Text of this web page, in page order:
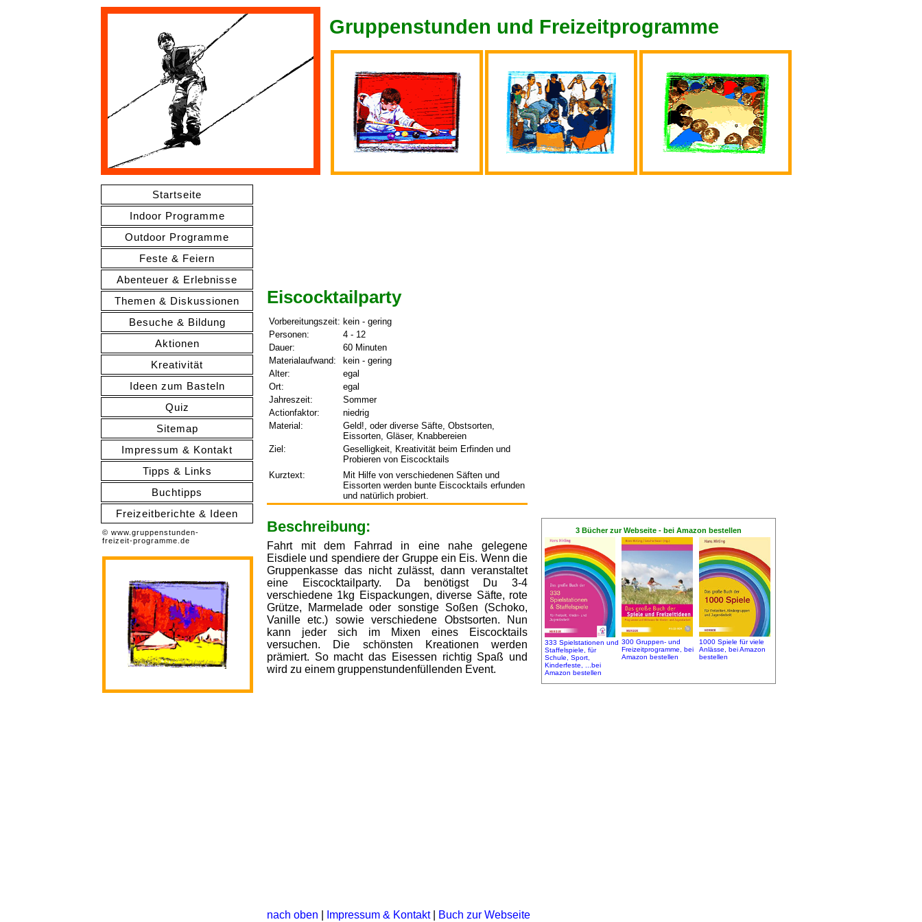
Eiscocktailparty
3 Bücher zur Webseite - bei Amazon bestellen
1000 Spiele für viele
Anlässe, bei Amazon
bestellen
300 Gruppen- und
Freizeitprogramme, bei
Amazon bestellen
333 Spielstationen und
Staffelspiele, für
Schule, Sport,
Kinderfeste, ...bei
Amazon bestellen
Vorbereitungszeit: kein - gering
Personen:
4 - 12
Dauer:
60 Minuten
Materialaufwand:
kein - gering
Alter:
egal
Ort:
egal
Jahreszeit:
Sommer
Actionfaktor:
niedrig
Material:
Geld!, oder diverse Säfte, Obstsorten,
Eissorten, Gläser, Knabbereien
Ziel:
Geselligkeit, Kreativität beim Erfinden und
Probieren von Eiscocktails
Kurztext:
Mit Hilfe von verschiedenen Säften und
Eissorten werden bunte Eiscocktails erfunden
und natürlich probiert.
Beschreibung:
Fahrt mit dem Fahrrad in eine nahe gelegene
Eisdiele und spendiere der Gruppe ein Eis. Wenn die
Gruppenkasse das nicht zulässt, dann veranstaltet
eine Eiscocktailparty. Da benötigst Du 3-4
verschiedene 1kg Eispackungen, diverse Säfte, rote
Grütze, Marmelade oder sonstige Soßen (Schoko,
Vanille etc.) sowie verschiedene Obstsorten. Nun
kann jeder sich im Mixen eines Eiscocktails
versuchen. Die schönsten Kreationen werden
prämiert. So macht das Eisessen richtig Spaß und
wird zu einem gruppenstundenfüllenden Event.
nach oben Impressum & Kontakt|
Buch zur Webseite
Gruppenstunden und Freizeitprogramme
Startseite
Indoor Programme
Outdoor Programme
Feste & Feiern
Abenteuer & Erlebnisse
Themen & Diskussionen
Besuche & Bildung
Aktionen
Kreativität
Ideen zum Basteln
Quiz
Sitemap
Impressum & Kontakt
Tipps & Links
Buchtipps
Freizeitberichte & Ideen
© www.gruppenstunden-
freizeit-programme.de